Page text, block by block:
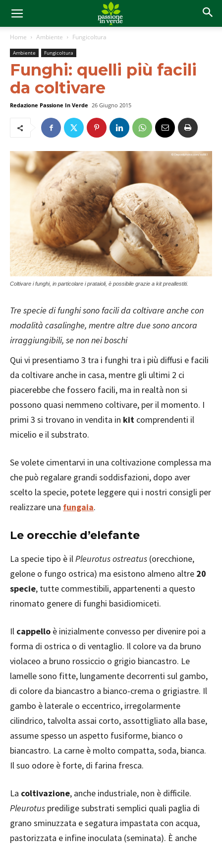
Home Ambiente Fungicoltura
Ambiente Fungicoltura
Funghi: quelli più facili
da coltivare
Redazione Passione In Verde 26 Giugno 2015
Coltivare i funghi, in particolare i prataioli, è possibile grazie a kit preallestiti.
Tre specie di funghi sono facili da coltivare anche con
modalità casalinghe, mentre altre due sono ancora
irraggiungibili, se non nei boschi
Qui vi presentiamo 3 tra i funghi tra i più diffusi e facili
da coltivare anche in casa, mentre gli ultimi 2 ci
piacerebbe che fossero facili, ma in realtà non si
possono quasi nemmeno coltivare, per il momento. I
primi 3 si trovano in vendita in kit comprendenti il
micelio e il substrato.
Se volete cimentarvi in una coltivazione complessa ma
che può regalare grandi soddisfazioni, dopo aver
scelto la specie, potete leggere qui i nostri consigli per
realizzare una fungaia.
Le orecchie d’elefante
La specie tipo è ilPleurotus ostreatus (orecchione,
gelone o fungo ostrica) ma esistono almeno altre 20
specie, tutte commestibili, appartenenti a questo
rinomato genere di funghi basidiomiceti.
Il cappello è inizialmente convesso per divenire poi a
forma di ostrica o di ventaglio. Il colore va da bruno
violaceo a bruno rossiccio o grigio biancastro. Le
lamelle sono fitte, lungamente decorrenti sul gambo,
di colore da biancastro a bianco-crema o grigiastre. Il
gambo è laterale o eccentrico, irregolarmente
cilindrico, talvolta assai corto, assottigliato alla base,
assume spesso un aspetto fusiforme, bianco o
biancastro. La carne è molto compatta, soda, bianca.
Il suo odore è forte, di farina fresca.
La coltivazione, anche industriale, non è difficile.
Pleurotus predilige substrati semplici quali paglia di
grano sminuzzata e segatura impastata con acqua,
pastorizzata e infine inoculata (seminata). È anche